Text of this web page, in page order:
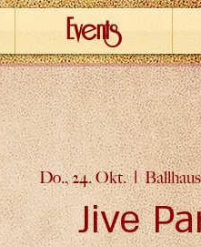
Events
Do., 24. Okt.
  |
Jive